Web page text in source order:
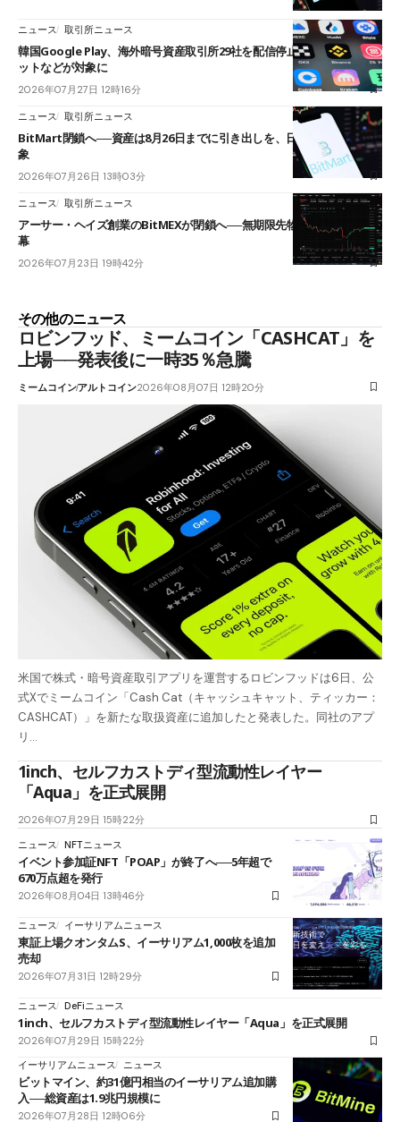
ニュース 取引所ニュース
韓国Google Play、海外暗号資産取引所29社を配信停止──OKXやバイビ
ットなどが対象に
2026年07月27日 12時16分
ニュース 取引所ニュース
BitMart閉鎖へ──資産は8月26日までに引き出しを、日本人利用者も対
象
2026年07月26日 13時03分
ニュース 取引所ニュース
アーサー・ヘイズ創業のBitMEXが閉鎖へ──無期限先物を生んだ11年に
幕
2026年07月23日 19時42分
その他のニュース
ロビンフッド、ミームコイン「CASHCAT」を
上場──発表後に一時35％急騰
ミームコインアルトコイン2026年08月07日 12時20分
米国で株式・暗号資産取引アプリを運営するロビンフッドは6日、公
式Xでミームコイン「Cash Cat（キャッシュキャット、ティッカー：
CASHCAT）」を新たな取扱資産に追加したと発表した。同社のアプ
リ…
1inch、セルフカストディ型流動性レイヤー
「Aqua」を正式展開
2026年07月29日 15時22分
ニュース NFTニュース
イベント参加証NFT「POAP」が終了へ──5年超で
670万点超を発行
2026年08月04日 13時46分
ニュース イーサリアムニュース
東証上場クオンタムS、イーサリアム1,000枚を追加
売却
2026年07月31日 12時29分
ニュース DeFiニュース
1inch、セルフカストディ型流動性レイヤー「Aqua」を正式展開
2026年07月29日 15時22分
イーサリアムニュース
ニュース
ビットマイン、約31億円相当のイーサリアム追加購
入──総資産は1.9兆円規模に
2026年07月28日 12時06分